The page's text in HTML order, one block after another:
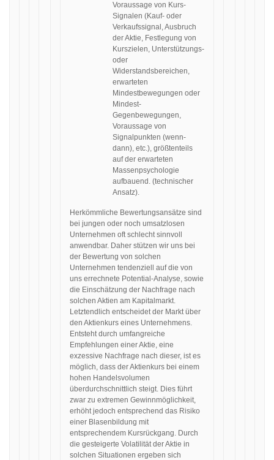
Voraussage von Kurs-
Signalen (Kauf- oder
Verkaufssignal, Ausbruch
der Aktie, Festlegung von
Kurszielen, Unterstützungs-
oder
Widerstandsbereichen,
erwarteten
Mindestbewegungen oder
Mindest-
Gegenbewegungen,
Voraussage von
Signalpunkten (wenn-
dann), etc.), größtenteils
auf der erwarteten
Massenpsychologie
aufbauend. (technischer
Ansatz).
Herkömmliche Bewertungsansätze sind
bei jungen oder noch umsatzlosen
Unternehmen oft schlecht sinnvoll
anwendbar. Daher stützen wir uns bei
der Bewertung von solchen
Unternehmen tendenziell auf die von
uns errechnete Potential-Analyse, sowie
die Einschätzung der Nachfrage nach
solchen Aktien am Kapitalmarkt.
Letztendlich entscheidet der Markt über
den Aktienkurs eines Unternehmens.
Entsteht durch umfangreiche
Empfehlungen einer Aktie, eine
exzessive Nachfrage nach dieser, ist es
möglich, dass der Aktienkurs bei einem
hohen Handelsvolumen
überdurchschnittlich steigt. Dies führt
zwar zu extremen Gewinnmöglichkeit,
erhöht jedoch entsprechend das Risiko
einer Blasenbildung mit
entsprechendem Kursrückgang. Durch
die gesteigerte Volatilität der Aktie in
solchen Situationen ergeben sich